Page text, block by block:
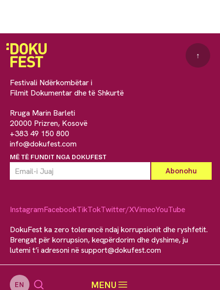
EN MENU
Festivali Ndërkombëtar i
Filmit Dokumentar dhe të Shkurtë
Rruga Marin Barleti
20000 Prizren, Kosovë
+383 49 150 800
info@dokufest.com
MË TË FUNDIT NGA DOKUFEST
↑
InstagramFacebookTikTokTwitter/XVimeoYouTube
DokuFest ka zero tolerancë ndaj korrupsionit dhe ryshfetit.
Brengat për korrupsion, keqpërdorim dhe dyshime, ju
lutemi t’i adresoni nësupport@dokufest.com